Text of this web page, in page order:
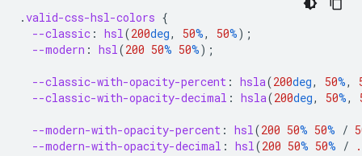
.valid-css-hsl-colors {
--classic : hsl(200deg, 50%, 50%);
--modern : hsl(200 50% 50%);
--classic-with-opacity-percent : hsla(200deg, 50%,
--classic-with-opacity-decimal : hsla(200deg, 50%,
--modern-with-opacity-percent : hsl(200 50% 50% /
--modern-with-opacity-decimal : hsl(200 50% 50% /